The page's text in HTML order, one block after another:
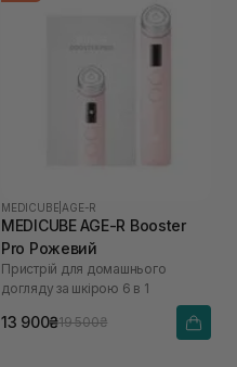
MEDICUBE AGE-R
MEDICUBE AGE-R Booster
Pro Рожевий
Пристрій для домашнього
догляду за шкірою 6 в 1
13 900₴19 500₴